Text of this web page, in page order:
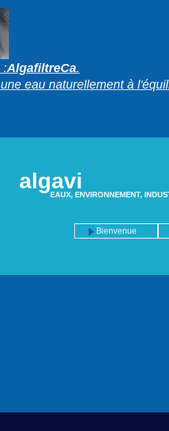
algavi
EAUX, ENVIRONNEMENT,
Bienvenue
:AlgafiltreCa.
eau naturellement à